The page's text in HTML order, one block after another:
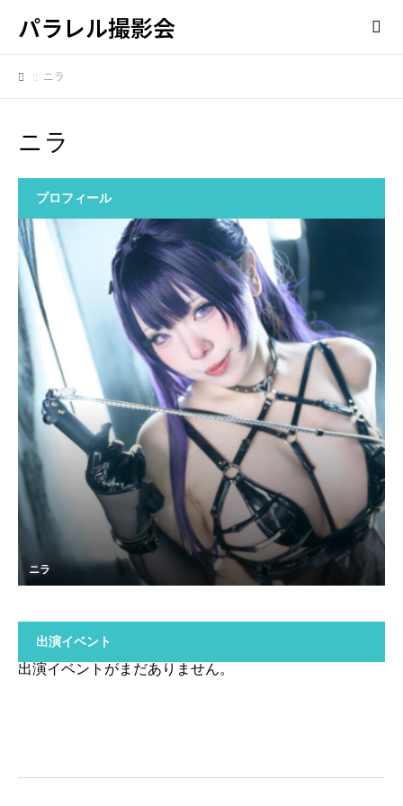
パラレル撮影会
ニラ
ニラ
プロフィール
ニラ
出演イベント
出演イベントがまだありません。